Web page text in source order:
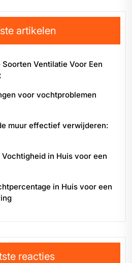
artikelen
Ventilatie Voor Een
voor vochtproblemen
muur effectief verwijderen:
in Huis voor een
in Huis voor een
reacties